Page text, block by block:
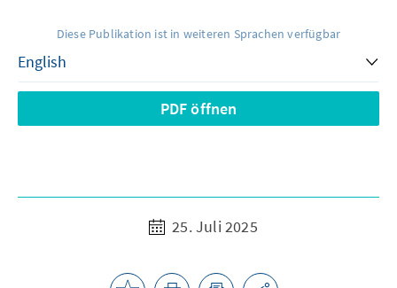
Diese Publikation ist in weiteren Sprachen verfügbar
PDF öffnen
25. Juli 2025